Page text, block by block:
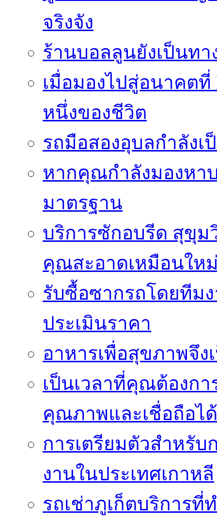
จริงจัง
ร้านบอลลูนยังเป็นทา
เมื่อมองไปสู่อนาคตที่
หนึ่งของชีวิต
รถมือสองอุบลกำลัง
หากคุณกำลังมองหา
มาตรฐาน
บริการซักอบรีด สุขุ
คุณสะอาดเหมือนให
รับซื้อซากรถโดยทีม
ประเมินราคา
อาหารเพื่อสุขภาพจึ
เป็นเวลาที่คุณต้องก
คุณภาพและเชื่อถือได้
การเตรียมตัวสำหรับ
งานในประเทศเกาหลี
รถเช่าภูเก็ตบริการ